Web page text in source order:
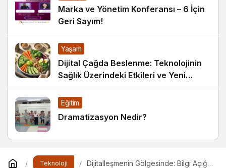
Marka ve Yönetim Konferansı – 6 İçin
Geri Sayım!
Yaşam
Dijital Çağda Beslenme: Teknolojinin
Sağlık Üzerindeki Etkileri ve Yeni
Alışkanlıklar
Eğitim
Dramatizasyon Nedir?
Teknoloji
Dijitalleşmenin Gölgesinde: Bilgi Açığı